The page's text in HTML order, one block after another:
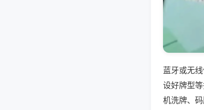
蓝牙或无
设好牌型
机洗牌、